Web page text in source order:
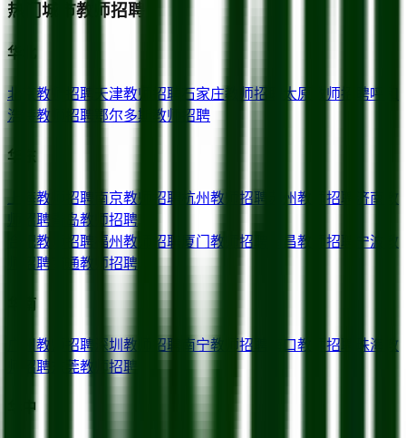
热门城市教师招聘
华北
北京 教师招聘 天津教师招聘 石家庄教师招聘 太原 教师招聘呼和
浩特 教师招聘 鄂尔多斯 教师招聘
华东
上海教师招聘 南京教师招聘 杭州教师招聘 苏州教师招聘 济南
师招聘
青岛教师招聘
合肥教师招聘 福州教师招聘 厦门 教师招聘 南昌教师招聘 宁波
师招聘
南通教师招聘
华南
教师招聘 深圳 教师招聘 南宁教师招聘 海口教师招聘 珠海
教
师招聘
东莞教师招聘
华中